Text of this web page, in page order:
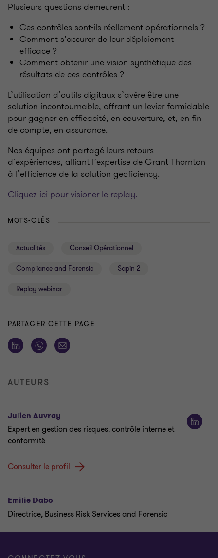
Plusieurs questions demeurent :
Ces contrôles sont-ils réellement opérationnels ?
Comment s’assurer de leur déploiement
efficace?
Comment obtenir une vision synthétique des
résultats de ces contrôles ?
L’utilisation d’outils digitaux s’avère être une
solution incontournable, offrant un levier formidable
pour gagner en efficacité, en couverture, et, en fin
de compte, en assurance.
Nos équipes ont partagé leurs retours
d’expériences, alliant l’expertise de Grant Thornton
à l’efficience de la solution geoficiency.
Cliquez ici pour visioner le replay.
MOTS-CLÉS
Actualités Conseil Opérationnel
Compliance and Forensic Sapin 2
Replay webinar
PARTAGER CETTE PAGE
AUTEURS
Julien Auvray
Expert en gestion des risques, contrôle interne et
conformité
Consulter le profil
Emilie Dabo
Directrice, Business Risk Services and Forensic